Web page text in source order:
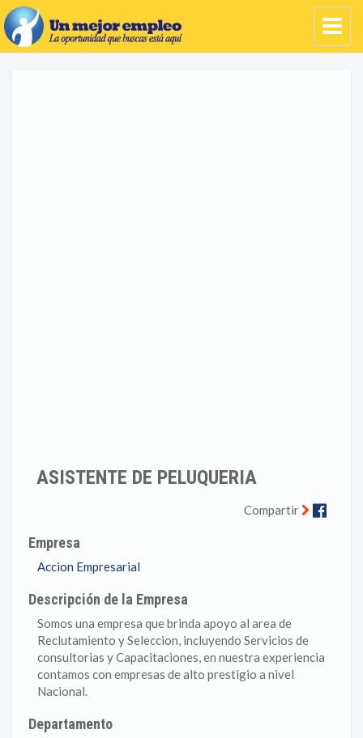
ASISTENTE DE PELUQUERIA
Compartir
Empresa
Accion Empresarial
Descripción de la Empresa
Somos una empresa que brinda apoyo al area de
Reclutamiento y Seleccion, incluyendo Servicios de
consultorias y Capacitaciones, en nuestra experiencia
contamos con empresas de alto prestigio a nivel
Nacional.
Departamento